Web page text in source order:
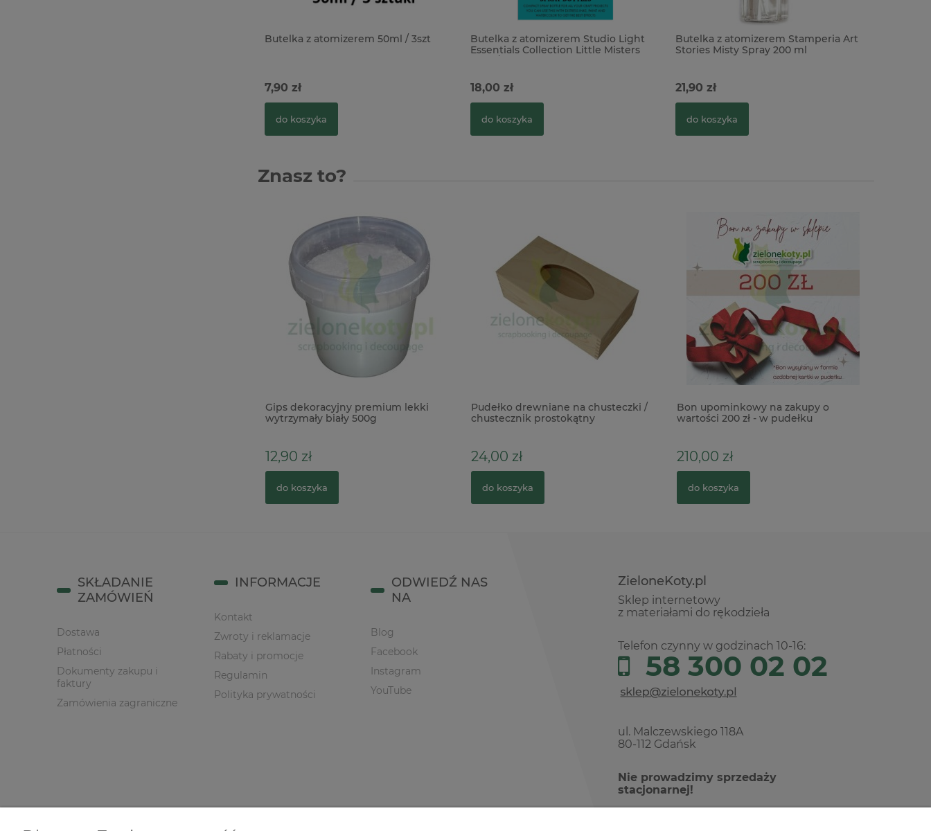
Butelka z atomizerem 50ml / 3szt
7,90 zł
do koszyka
Butelka z atomizerem Studio Light
Essentials Collection Little Misters
18,00 zł
do koszyka
Butelka z atomizerem Stamperia Art
Stories Misty Spray 200 ml
21,90 zł
do koszyka
Znasz to?
Gips dekoracyjny premium lekki
wytrzymały biały 500g
12,90 zł
do koszyka
Pudełko drewniane na chusteczki /
chustecznik prostokątny
24,00 zł
do koszyka
Bon upominkowy na zakupy o
wartości 200 zł - w pudełku
210,00 zł
do koszyka
ZieloneKoty.pl
Sklep internetowy
z materiałami do rękodzieła
Telefon czynny w godzinach 10-16:
58 300 02 02
ul. Malczewskiego 118A
80-112 Gdańsk
Nie prowadzimy sprzedaży
stacjonarnej!
SKŁADANIE
ZAMÓWIEŃ
Dostawa
Płatności
Dokumenty zakupu i
faktury
Zamówienia zagraniczne
INFORMACJE
Kontakt
Zwroty i reklamacje
Rabaty i promocje
Regulamin
Polityka prywatności
ODWIEDŹ NAS
NA
Blog
Facebook
Instagram
YouTube